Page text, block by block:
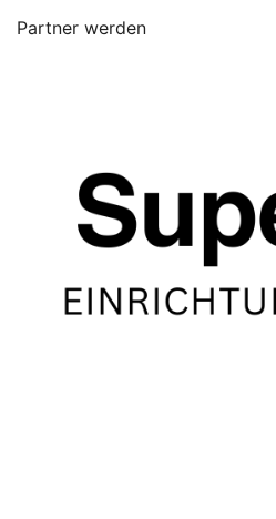
Partner werden